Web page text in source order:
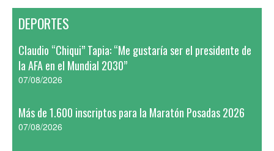
DEPORTES
Claudio “Chiqui” Tapia: “Me gustaría ser el presidente de
la AFA en el Mundial 2030”
07/08/2026
Más de 1.600 inscriptos para la Maratón Posadas 2026
07/08/2026